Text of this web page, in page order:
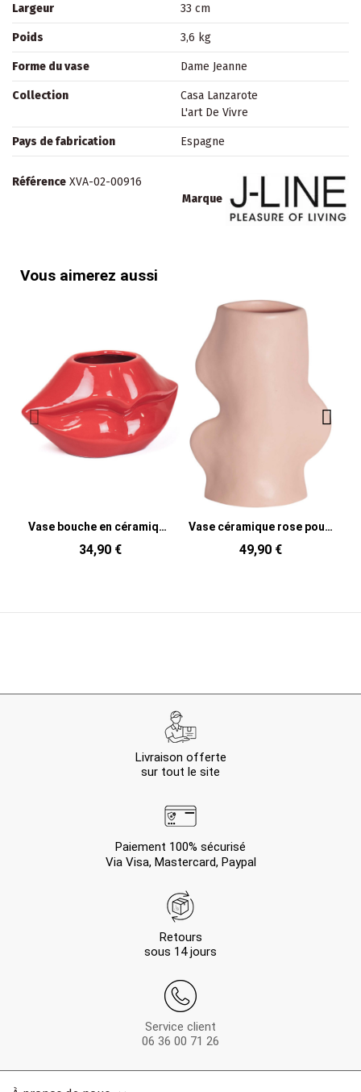
Largeur 33 cm
Poids 3,6 kg
Forme du vase Dame Jeanne
Collection
Casa Lanzarote
L'art De Vivre
Pays de fabrication Espagne
Marque
Référence XVA-02-00916
Vous aimerez aussi
Vase bouche en céramique rouge 21 x 19 x 11 cm Lip
34,90 €
Vase céramique rose poudré 17 cm Fluxo
49,90 €
Livraison offerte
sur tout le site
Paiement 100% sécurisé
Via Visa, Mastercard, Paypal
Retours
sous 14 jours
Service client
06 36 00 71 26